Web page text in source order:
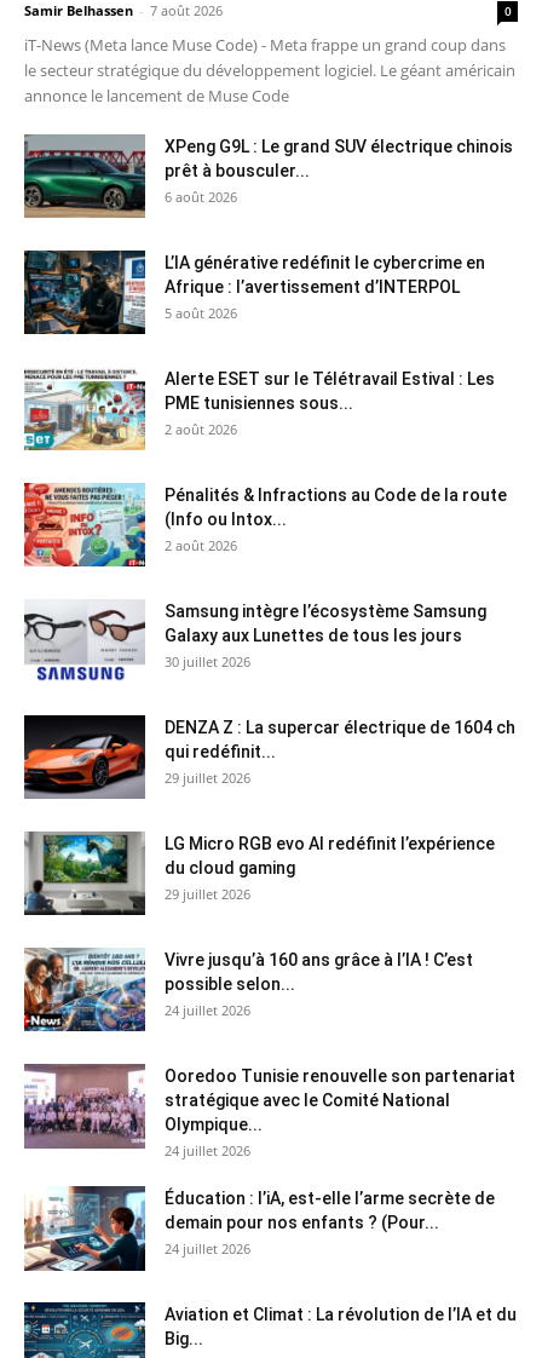
Samir Belhassen - 7 août 2026 0
iT-News (Meta lance Muse Code) - Meta frappe un grand coup dans
le secteur stratégique du développement logiciel. Le géant américain
annonce le lancement de Muse Code
XPeng G9L : Le grand SUV électrique chinois
prêt à bousculer...
6 août 2026
L’IA générative redéfinit le cybercrime en
Afrique : l’avertissement d’INTERPOL
5 août 2026
Alerte ESET sur le Télétravail Estival : Les
PME tunisiennes sous...
2 août 2026
Pénalités & Infractions au Code de la route
(Info ou Intox...
2 août 2026
Samsung intègre l’écosystème Samsung
Galaxy aux Lunettes de tous les jours
30 juillet 2026
DENZA Z : La supercar électrique de 1604 ch
qui redéfinit...
29 juillet 2026
LG Micro RGB evo AI redéfinit l’expérience
du cloud gaming
29 juillet 2026
Vivre jusqu’à 160 ans grâce à l’IA ! C’est
possible selon...
24 juillet 2026
Ooredoo Tunisie renouvelle son partenariat
stratégique avec le Comité National
Olympique...
24 juillet 2026
Éducation : l’iA, est-elle l’arme secrète de
demain pour nos enfants ? (Pour...
24 juillet 2026
Aviation et Climat : La révolution de l’IA et du
Big...